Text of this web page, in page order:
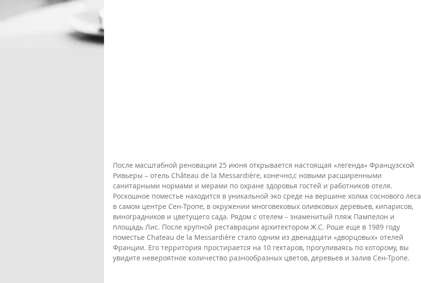
После масштабной реновации 25 июня открывается настоящая «легенда» Французской
Ривьеры – отель Château de la Messardière, конечно,с новыми расширенными
санитарными нормами и мерами по охране здоровья гостей и работников отеля.
Роскошное поместье находится в уникальной эко среде на вершине холма соснового леса
в самом центре Сен-Тропе, в окружении многовековых оливковых деревьев, кипарисов,
виноградников и цветущего сада. Рядом с отелем – знаменитый пляж Пампелон и
площадь Лис. После крупной реставрации архитектором Ж.С. Роше еще в 1989 году
поместье Chateau de la Messardière стало одним из двенадцати «дворцовых» отелей
Франции. Его территория простирается на 10 гектаров, прогуливаясь по которому, вы
увидите невероятное количество разнообразных цветов, деревьев и залив Сен-Тропе.